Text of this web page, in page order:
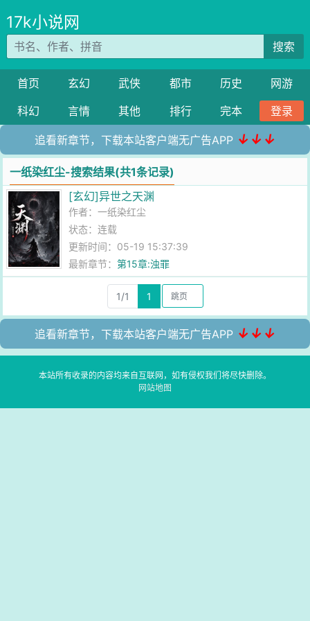
17k小说网
搜索
首页 玄幻 武侠 都市 历史
网游
科幻
言情 其他 排行 完本 登录
追看新章节，下载本站客户端无广告APP ↓↓↓
一纸染红尘-搜索结果(共1条记录)
[玄幻]异世之天渊
作者：一纸染红尘
状态：连载
更新时间：05-19 15:37:39
最新章节：第15章:浊罪
1/1 1
追看新章节，下载本站客户端无广告APP ↓↓↓
本站所有收录的内容均来自互联网，如有侵权我们将尽快删除。
网站地图